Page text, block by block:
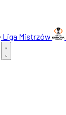
Liga Mistrzów